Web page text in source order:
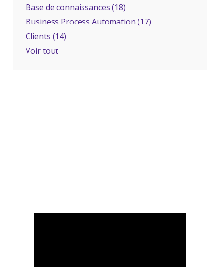
Base de connaissances (18)
Business Process Automation (17)
Clients (14)
Voir tout